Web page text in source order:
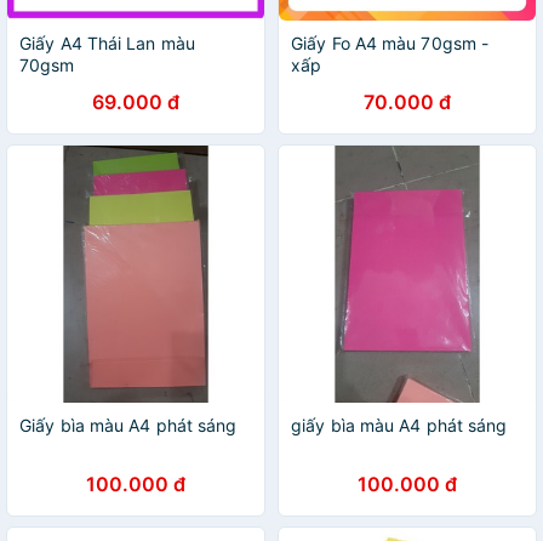
Giấy A4 Thái Lan màu
70gsm
69.000 đ
Giấy Fo A4 màu 70gsm -
xấp
70.000 đ
Giấy bìa màu A4 phát sáng
100.000 đ
giấy bìa màu A4 phát sáng
100.000 đ